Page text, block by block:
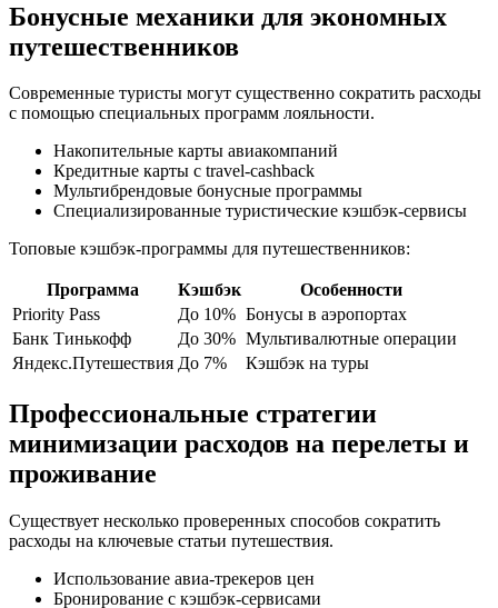
Бонусные механики для экономных
путешественников
Современные туристы могут существенно сократить расходы
с помощью специальных программ лояльности.
Накопительные карты авиакомпаний
Кредитные карты с travel-cashback
Мультибрендовые бонусные программы
Специализированные туристические кэшбэк-сервисы
Топовые кэшбэк-программы для путешественников:
Программа Кэшбэк
Особенности
Priority Pass
До 10% Бонусы в аэропортах
Банк Тинькофф
До 30% Мультивалютные операции
Яндекс.Путешествия До 7% Кэшбэк на туры
Профессиональные стратегии
минимизации расходов на перелеты и
проживание
Существует несколько проверенных способов сократить
расходы на ключевые статьи путешествия.
Использование авиа-трекеров цен
Бронирование с кэшбэк-сервисами